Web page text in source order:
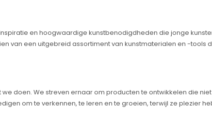
en hoogwaardige kunstbenodigdheden die jonge
van een uitgebreid assortiment van kunstmaterialen en -
doen. We streven ernaar om producten te ontwikkelen die
om te verkennen, te leren en te groeien, terwijl ze plezier